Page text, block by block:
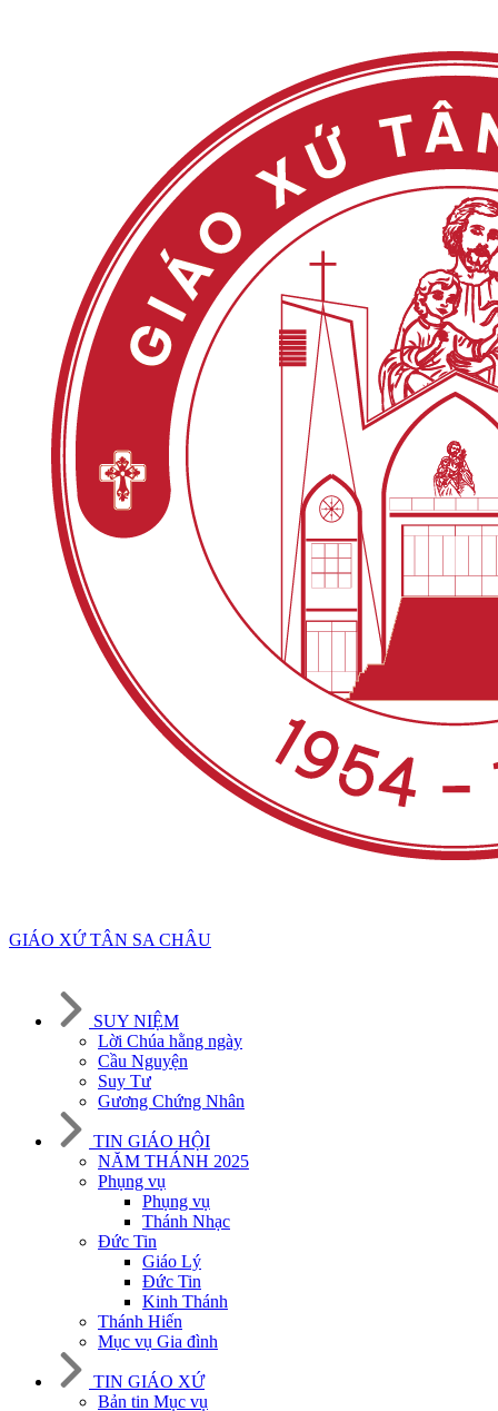
GIÁO XỨ TÂN SA CHÂU
SUY NIỆM
Lời Chúa hằng ngày
Cầu Nguyện
Suy Tư
Gương Chứng Nhân
TIN GIÁO HỘI
NĂM THÁNH 2025
Phụng vụ
Phụng vụ
Thánh Nhạc
Đức Tin
Giáo Lý
Đức Tin
Kinh Thánh
Thánh Hiến
Mục vụ Gia đình
TIN GIÁO XỨ
Bản tin Mục vụ